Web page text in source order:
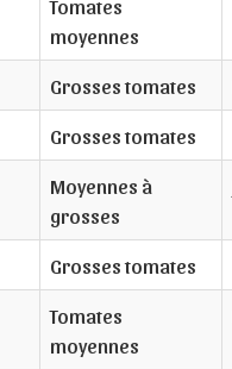
Tomates
moyennes
Grosses tomates
Grosses tomates
Moyennes à
grosses
Grosses tomates
Tomates
moyennes